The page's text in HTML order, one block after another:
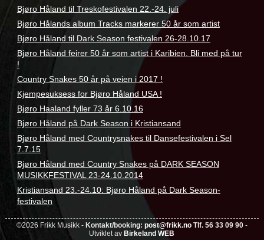
Bjøro Håland til Treskofestivalen 22.-24. juli
Bjøro Hålands album Tracks markerer 50 år som artist
Bjøro Håland til Dark Season festivalen 26-28.10.17
Bjøro Håland feirer 50 år som artist i Karibien. Bli med på tur
!
Country Snakes 50 år på veien i 2017 !
Kjempesuksess for Bjøro Håland USA !
Bjøro Haaland fyller 73 år 6.10.16
Bjøro Håland på Dark Season i Kristiansand
Bjøro Håland med Countrysnakes til Dansefestivalen i Sel
7.7.15
Bjøro Håland med Country Snakes på DARK SEASON
MUSIKKFESTIVAL 23-24.10.2014
Kristiansand 23.-24.10: Bjøro Håland på Dark Season-
festivalen
©2026 Frikk Musikk - Kontakt/booking: post@frikk.noTlf. 56 33 09 90-
Utviklet av Birkeland WEB